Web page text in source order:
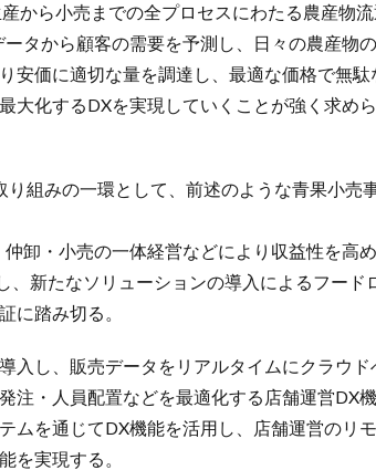
から小売までの全プロセスにわたる農産物流
タから顧客の需要を予測し、日々の農産物
安価に適切な量を調達し、最適な価格で無駄
大化するDXを実現していくことが強く求め
組みの一環として、前述のような青果小売
卸・小売の一体経営などにより収益性を高
新たなソリューションの導入によるフード
に踏み切る。
入し、販売データをリアルタイムにクラウド
注・人員配置などを最適化する店舗運営DX
ムを通じてDX機能を活用し、店舗運営のリ
を実現する。